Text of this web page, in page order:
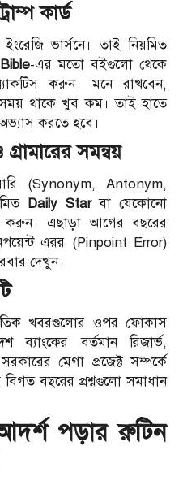
কার্ড
ভার্সনে। তাই নিয়মিত
-এর মতো বইগুলো থেকে
করুন। মনে রাখবেন,
সময় থাকে খুব কম। তাই হাতে
করতে হবে।
সমন্বয়
(Synonym, Antonym,
Daily Starবা যেকোনো
করুন। এছাড়া আগের বছরের
এরর (Pinpoint Error)
দেখুন।
খবরগুলোর ওপর ফোকাস
ব্যাংকের বর্তমান রিজার্ভ,
মেগা প্রজেক্ট সম্পর্কে
বিগত বছরের প্রশ্নগুলো সমাধান
পড়ার রুটিন